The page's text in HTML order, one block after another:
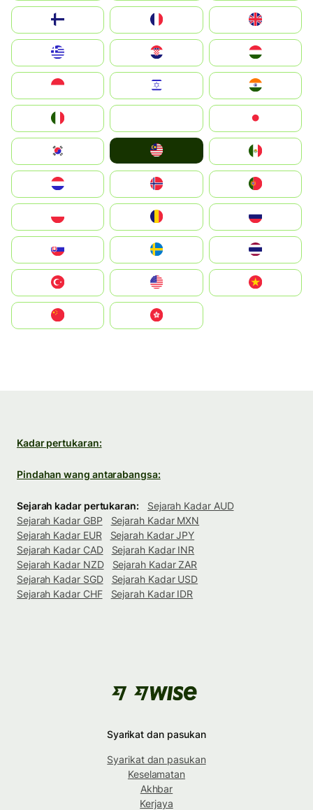
United Kingdom
Magyarország
South Korea
United States
中國香港特別行政區
Kadar pertukaran:
Pindahan wang antarabangsa:
Sejarah kadar pertukaran:
Sejarah Kadar AUD
Sejarah Kadar GBP
Sejarah Kadar MXN
Sejarah Kadar EUR
Sejarah Kadar JPY
Sejarah Kadar CAD
Sejarah Kadar INR
Sejarah Kadar NZD
Sejarah Kadar ZAR
Sejarah Kadar SGD
Sejarah Kadar USD
Sejarah Kadar CHF
Sejarah Kadar IDR
Syarikat dan pasukan
Syarikat dan pasukan
Keselamatan
Akhbar
Kerjaya